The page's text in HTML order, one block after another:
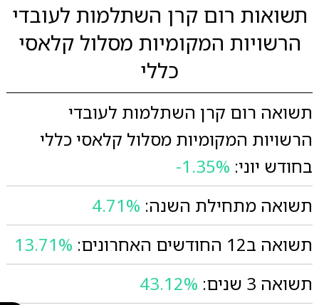
תשואות רום קרן השתלמות לעובדי
הרשויות המקומיות מסלול קלאסי
כללי
תשואה רום קרן השתלמות לעובדי
הרשויות המקומיות מסלול קלאסי כללי
בחודש יוני: -1.35%
תשואה מתחילת השנה: 4.71%
תשואה ב12 החודשים האחרונים:
13.71%
תשואה 3 שנים:
43.12%